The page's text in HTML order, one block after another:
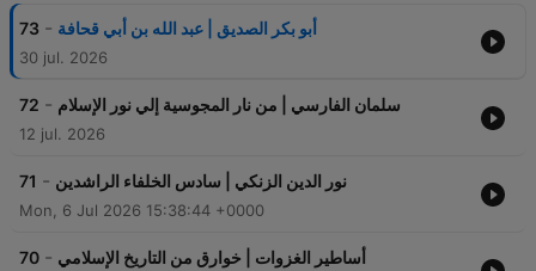
73 - أبو بكر الصديق | عبد الله بن أبي قحافة
30 jul. 2026
72 - سلمان الفارسي | من نار المجوسية إلي نور الإسلام
12 jul. 2026
71 - نور الدين الزنكي | سادس الخلفاء الراشدين
Mon, 6 Jul 2026 15:38:44 +0000
70 - أساطير الغزوات | خوارق من التاريخ الإسلامي